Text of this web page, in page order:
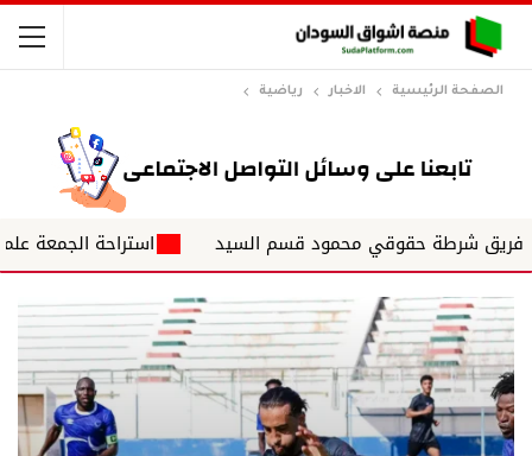
الصفحة الرئيسية الاخبار رياضية
شرطة حقوقي محمود قسم السيد استراحة الجمعة علمتني